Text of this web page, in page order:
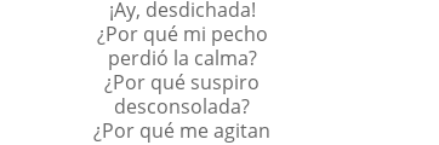
¡Ay, desdichada!
¿Por qué mi pecho
perdió la calma?
¿Por qué suspiro
desconsolada?
¿Por qué me agitan